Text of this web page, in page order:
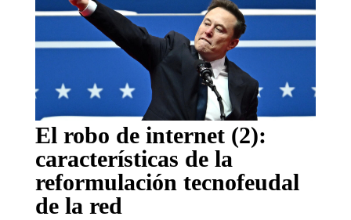
El robo de internet (2):
características de la
reformulación tecnofeudal
de la red